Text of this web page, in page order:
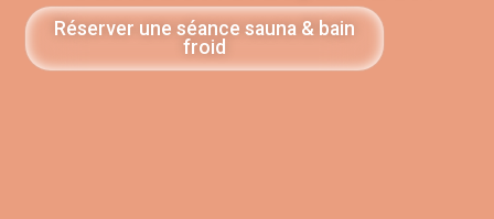
Réserver une séance sauna & bain
froid